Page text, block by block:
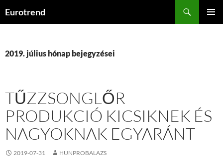
Eurotrend
2019. július hónap bejegyzései
TŰZZSONGLŐR
PRODUKCIÓ KICSIKNEK ÉS
NAGYOKNAK EGYARÁNT
2019-07-31 HUNPROBALAZS